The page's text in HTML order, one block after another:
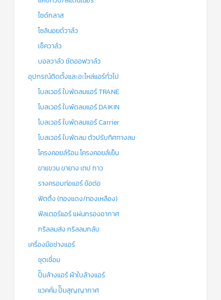
ไซด์กลาส
โซลินอยด์วาล์ว
เช็ควาล์ว
บอลวาล์ว ชัตออฟวาล์ว
อุปกรณ์ติดตั้งและอะไหล่แอร์ทั่วไป
โบลเวอร์ ใบพัดลมแอร์ TRANE
โบลเวอร์ ใบพัดลมแอร์ DAIKIN
โบลเวอร์ ใบพัดลมแอร์ Carrier
โบลเวอร์ ใบพัดลม ตัวปรับทิศทางลม
โครงคอยล์ร้อน โครงคอยล์เย็น
ขาแขวน ขายาง เทป กาว
รางครอบท่อแอร์ ข้อต่อ
ฟิตติ้ง (ทองแดง/ทองเหลือง)
ฟิลเตอร์แอร์ แผ่นกรองอากาศ
กริลลมส่ง กริลลมกลับ
เครื่องมือช่างแอร์
ชุดเชื่อม
ปั๊มล้างแอร์ ผ้าใบล้างแอร์
แวคคั่ม ปั๊มสุญญากาศ